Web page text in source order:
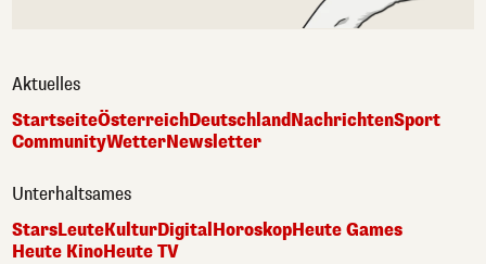
Aktuelles
StartseiteÖsterreichDeutschlandNachrichtenSport
CommunityWetterNewsletter
Unterhaltsames
StarsLeuteKulturDigital HoroskopHeute Games
Heute KinoHeute TV